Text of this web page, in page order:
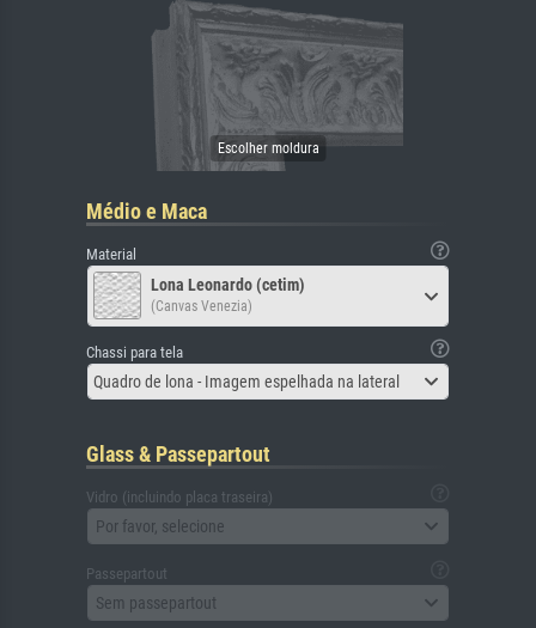
Médio e Maca
Material
Lona Leonardo (cetim)
(Canvas Venezia)
Chassi para tela
Quadro de lona - Imagem espelhada na lateral
Glass & Passepartout
Vidro (incluindo placa traseira)
Por favor, selecione
Passepartout
Sem passepartout